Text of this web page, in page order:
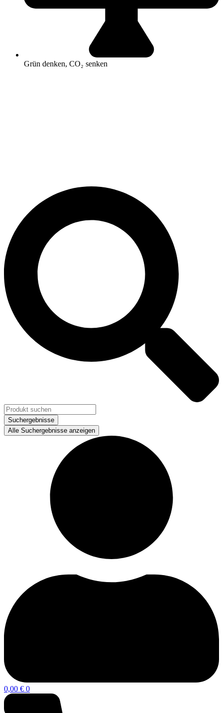
Grün denken, CO₂ senken
Suchergebnisse
Alle Suchergebnisse anzeigen
0,00 € 0